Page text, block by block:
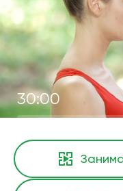
30:00